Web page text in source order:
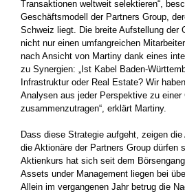
Transaktionen weltweit selektieren“,
Geschäftsmodell der Partners Group,
Schweiz liegt. Die ­breite Aufstellung der
nicht nur einen umfangreichen
nach Ansicht von Martiny dank eines
zu Synergien: „Ist Kabel Baden-
Infrastruktur oder Real Estate?­ Wir
Analysen aus jeder Perspektive zu einer
zusammenzutragen“, erklärt Martiny.
Dass diese Strategie aufgeht, zeigen
die Aktionäre der Partners Group dürfen
Aktienkurs hat sich seit dem
Assets under ­Management liegen bei
Allein im vergangenen Jahr betrug die